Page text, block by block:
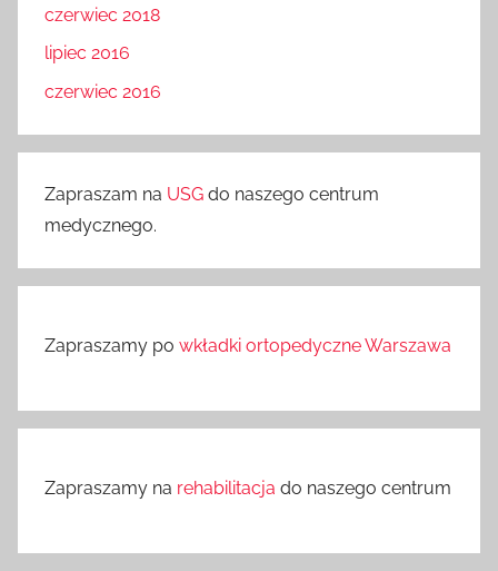
czerwiec 2018
lipiec 2016
czerwiec 2016
Zapraszam na USG do naszego centrum
medycznego.
Zapraszamy po wkładki ortopedyczne Warszawa
Zapraszamy na rehabilitacja do naszego centrum